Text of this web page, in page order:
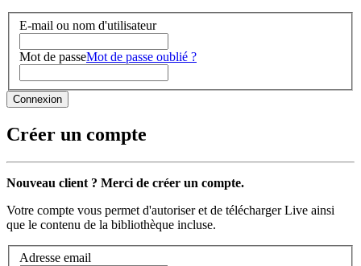
E-mail ou nom d'utilisateur
Mot de passeMot de passe oublié ?
Créer un compte
Nouveau client ? Merci de créer un compte.
Votre compte vous permet d'autoriser et de télécharger Live ainsi
que le contenu de la bibliothèque incluse.
Adresse email